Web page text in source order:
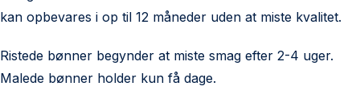
kan opbevares i op til 12 måneder uden at miste kvalitet.
Ristede bønner begynder at miste smag efter 2-4 uger.
Malede bønner holder kun få dage.